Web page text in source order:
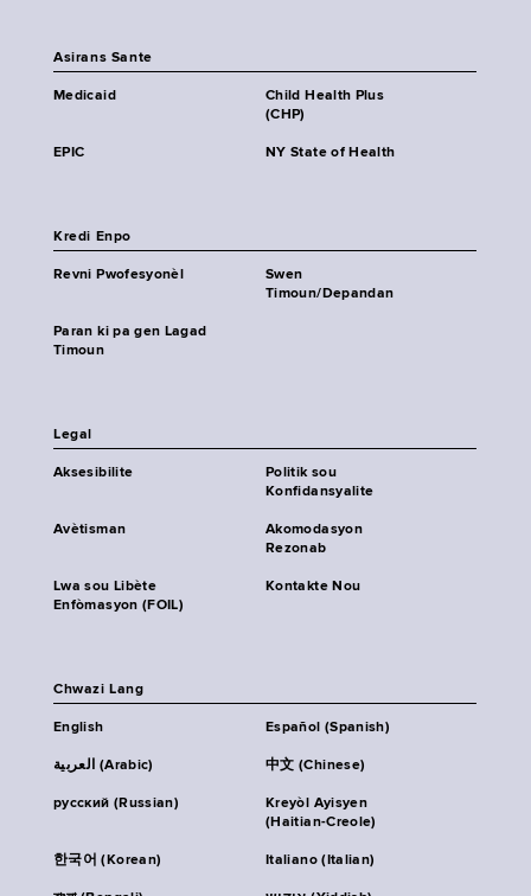
Asirans Sante
Medicaid
Child Health Plus
(CHP)
EPIC NY State of Health
Kredi Enpo
Revni Pwofesyonèl
Swen
Timoun/Depandan
Paran ki pa gen Lagad
Timoun
Legal
Aksesibilite
Politik sou
Konfidansyalite
Avètisman
Akomodasyon
Rezonab
Lwa sou Libète
Enfòmasyon (FOIL)
Kontakte Nou
Chwazi Lang
English Español (Spanish)
العربية (Arabic) 中文 (Chinese)
русский (Russian)
Kreyòl Ayisyen
(Haitian-Creole)
한국어 (Korean) Italiano (Italian)